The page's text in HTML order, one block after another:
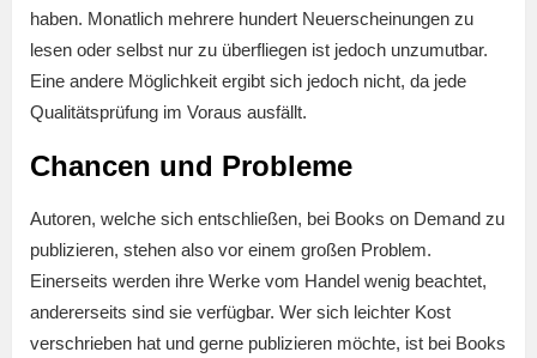
haben. Monatlich mehrere hundert Neuerscheinungen zu
lesen oder selbst nur zu überfliegen ist jedoch unzumutbar.
Eine andere Möglichkeit ergibt sich jedoch nicht, da jede
Qualitätsprüfung im Voraus ausfällt.
Chancen und Probleme
Autoren, welche sich entschließen, bei Books on Demand zu
publizieren, stehen also vor einem großen Problem.
Einerseits werden ihre Werke vom Handel wenig beachtet,
andererseits sind sie verfügbar. Wer sich leichter Kost
verschrieben hat und gerne publizieren möchte, ist bei Books